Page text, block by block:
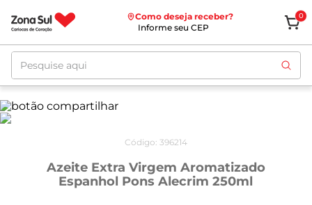
Como deseja receber?
Informe seu CEP
0
Pesquise aqui
Código: 396214
Azeite Extra Virgem Aromatizado
Espanhol Pons Alecrim 250ml